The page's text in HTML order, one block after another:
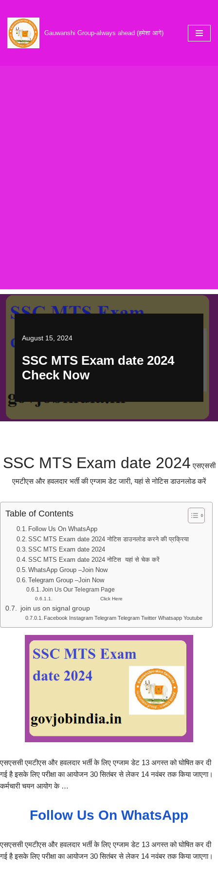
Skip
to
content
Gauwanshi Group-always ahead (हमेशा आगे)
August 15, 2024
SSC MTS Exam date 2024
Check Now
SSC MTS Exam date 2024 एसएससी
एमटीएस और हवलदार भर्ती की एग्जाम डेट जारी, यहां से नोटिस डाउनलोड करें
Table of Contents
Follow Us On WhatsApp
SSC MTS Exam date 2024 नोटिस डाउनलोड करने की प्रक्रिया
SSC MTS Exam date 2024
SSC MTS Exam date 2024 नोटिस यहां से चेक करें
WhatsApp Group –Join Now
Telegram Group –Join Now
Join Us Our Telegram Page
Click Here
join us on signal group
Facebook Instagram Telegram Telegram Twitter Whatsapp Youtube
एसएससी एमटीएस और हवलदार भर्ती के लिए एग्जाम डेट 13 अगस्त को घोषित कर दी
गई है इसके लिए परीक्षा का आयोजन 30 सितंबर से लेकर 14 नवंबर तक किया जाएगा।
कर्मचारी चयन आयोग के …
Follow Us On WhatsApp
एसएससी एमटीएस और हवलदार भर्ती के लिए एग्जाम डेट 13 अगस्त को घोषित कर दी
गई है इसके लिए परीक्षा का आयोजन 30 सितंबर से लेकर 14 नवंबर तक किया जाएगा।